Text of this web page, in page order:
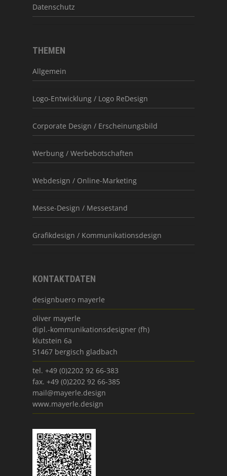
Datenschutz
THEMEN
Allgemein
Logo-Entwicklung / Logo ReDesign
Corporate Design / Erscheinungsbild
Werbung / Werbebotschaften
Webdesign / Online-Marketing
Messe-Design / Messestand
Grafikdesign / Kommunikationsdesign
KONTAKTDATEN
designbuero mayerle
oliver mayerle
dipl.-kommunikationsdesigner (fh)
klutstein 6a
51467 bergisch gladbach
tel. +49 (0)2202 92 66-383
fax. +49 (0)2202 92 66-385
mail@mayerle.design
www.mayerle.design